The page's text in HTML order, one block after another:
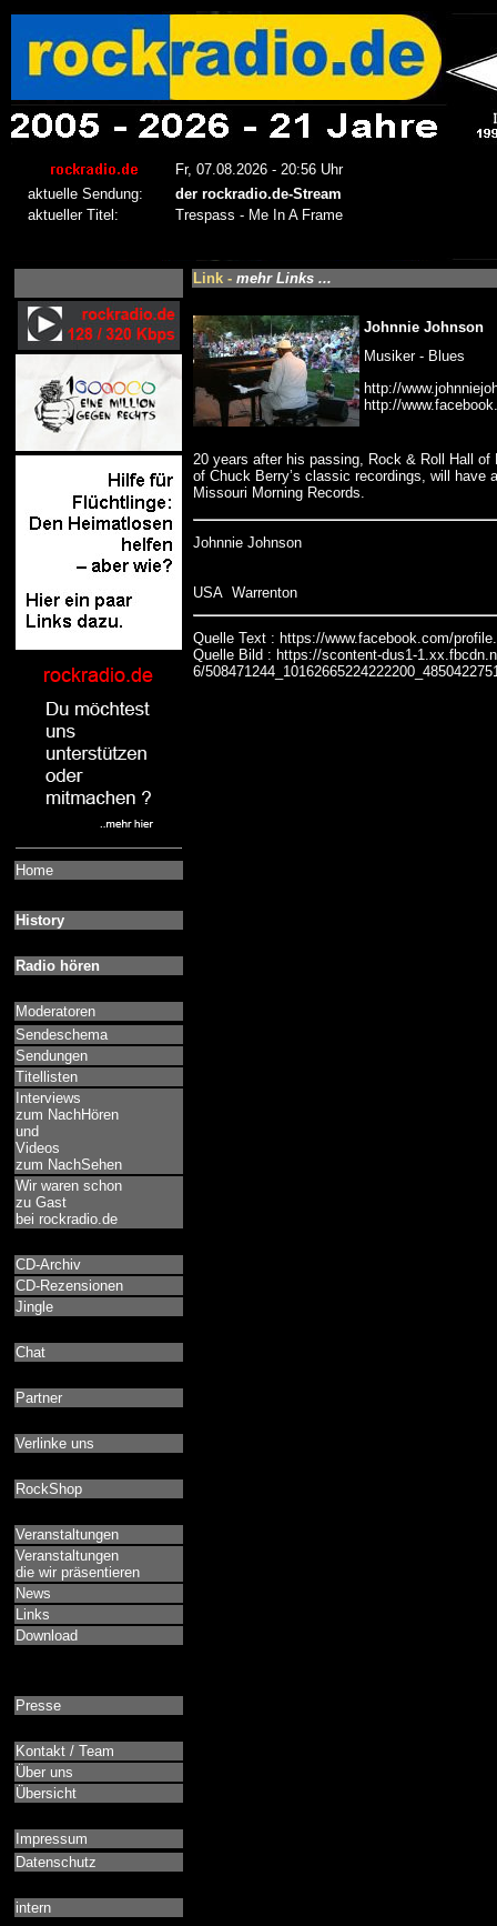
Home
History
Radio hören
Moderatoren
Sendeschema
Sendungen
Titellisten
Interviews
zum NachHören
und
Videos
zum NachSehen
Wir waren schon
zu Gast
bei rockradio.de
CD-Archiv
CD-Rezensionen
Jingle
Chat
Partner
Verlinke uns
RockShop
Veranstaltungen
Veranstaltungen
die wir präsentieren
News
Links
Download
Presse
Kontakt / Team
Über uns
Übersicht
Impressum
Datenschutz
intern
Link - mehr Links ...
Johnnie Johnson
Musiker - Blues
http://
http://
20 years after his passing, Rock & Roll Hall
of Chuck Berry’s classic recordings, will have
Missouri Morning Records.
Johnnie Johnson
USA Warrenton
Quelle Text : https://www.facebook.com/
Quelle Bild : https://scontent-dus1-
6/